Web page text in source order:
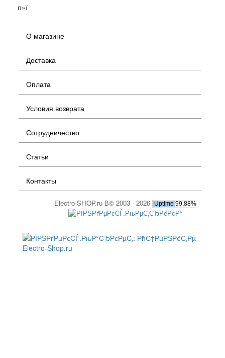
п»ї
О магазине
Доставка
Оплата
Условия возврата
Сотрудничество
Статьи
Контакты
Electro-SHOP.ru В© 2003 - 2026